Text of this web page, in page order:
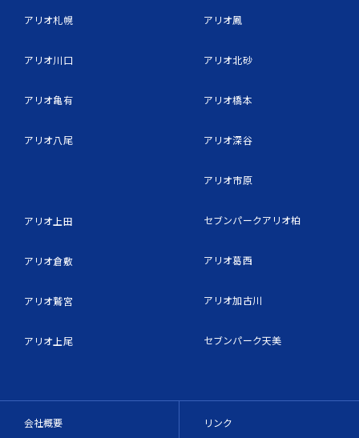
アリオ札幌
アリオ川口
アリオ亀有
アリオ八尾
アリオ上田
アリオ倉敷
アリオ鷲宮
アリオ上尾
アリオ鳳
アリオ北砂
アリオ橋本
アリオ深谷
アリオ市原
セブンパークアリオ柏
アリオ葛西
アリオ加古川
セブンパーク天美
会社概要 リンク